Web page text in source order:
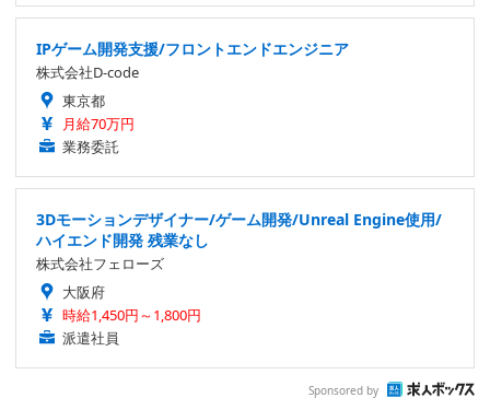
IPゲーム開発支援/フロントエンドエンジニア
株式会社D-code
東京都
月給70万円
業務委託
3Dモーションデザイナー/ゲーム開発/Unreal Engine使用/
ハイエンド開発 残業なし
株式会社フェローズ
大阪府
時給1,450円～1,800円
派遣社員
Sponsored by